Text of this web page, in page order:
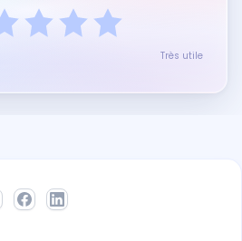
Très utile